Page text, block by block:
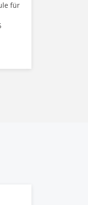
für